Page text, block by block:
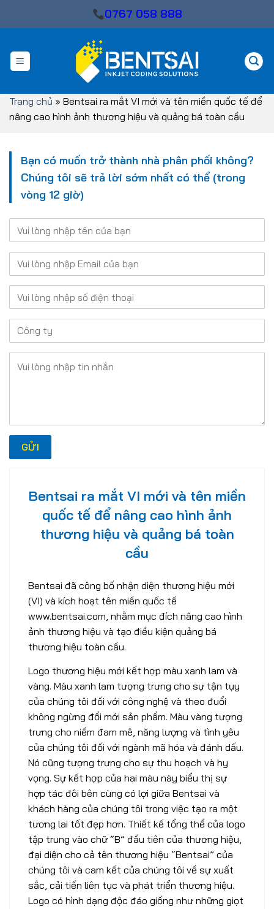
0767 058 888
Trang chủ » Bentsai ra mắt VI mới và tên miền quốc tế để
nâng cao hình ảnh thương hiệu và quảng bá toàn cầu
Bạn có muốn trở thành nhà phân phối không?
Chúng tôi sẽ trả lời sớm nhất có thể (trong
vòng 12 giờ)
Bentsai ra mắt VI mới và tên miền
quốc tế để nâng cao hình ảnh
thương hiệu và quảng bá toàn
cầu
Bentsai đã công bố nhận diện thương hiệu mới
(VI) và kích hoạt tên miền quốc tế
www.bentsai.com, nhằm mục đích nâng cao hình
ảnh thương hiệu và tạo điều kiện quảng bá
thương hiệu toàn cầu.
Logo thương hiệu mới kết hợp màu xanh lam và
vàng. Màu xanh lam tượng trưng cho sự tận tụy
của chúng tôi đối với công nghệ và theo đuổi
không ngừng đổi mới sản phẩm. Màu vàng tượng
trưng cho niềm đam mê, năng lượng và tình yêu
của chúng tôi đối với ngành mã hóa và đánh dấu.
Nó cũng tượng trưng cho sự thu hoạch và hy
vọng. Sự kết hợp của hai màu này biểu thị sự
hợp tác đôi bên cùng có lợi giữa Bentsai và
khách hàng của chúng tôi trong việc tạo ra một
tương lai tốt đẹp hơn. Thiết kế tổng thể của logo
tập trung vào chữ “B” đầu tiên của thương hiệu,
đại diện cho cả tên thương hiệu “Bentsai” của
chúng tôi và cam kết của chúng tôi về sự xuất
sắc, cải tiến liên tục và phát triển thương hiệu.
Logo có hình dạng độc đáo giống như những giọt